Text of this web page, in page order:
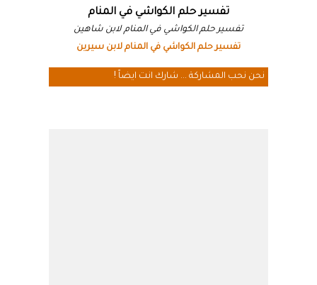
تفسير حلم الكواشي في المنام
تفسير حلم الكواشي في المنام لابن شاهين
تفسير حلم الكواشي في المنام لابن سيرين
نحن نحب المشاركة ... شارك انت ايضاً !